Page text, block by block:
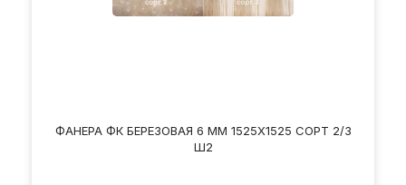
ФАНЕРА ФК БЕРЕЗОВАЯ 6 ММ 1525Х1525 СОРТ 2/3
Ш2